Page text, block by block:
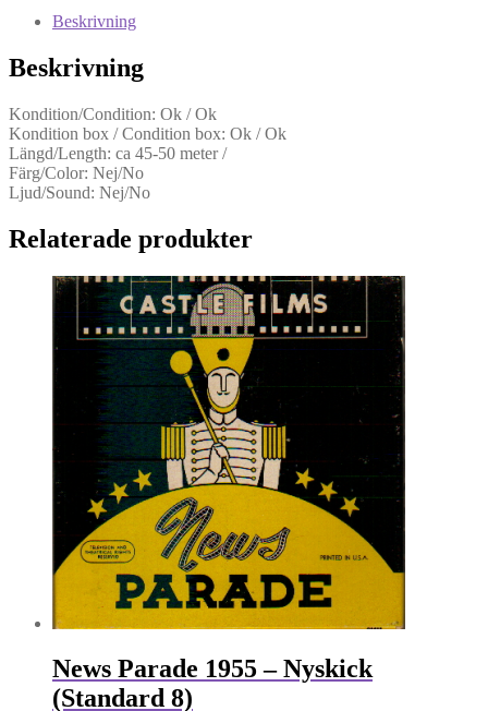
Paris
8)
Beskrivning
Beskrivning
Kondition/Condition: Ok / Ok
Kondition box / Condition box: Ok / Ok
Längd/Length: ca 45-50 meter /
Färg/Color: Nej/No
Ljud/Sound: Nej/No
Relaterade produkter
News Parade 1955 – Nyskick
(Standard 8)